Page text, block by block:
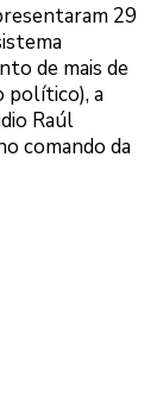
29
de mais de
político), a
Raúl
comando da